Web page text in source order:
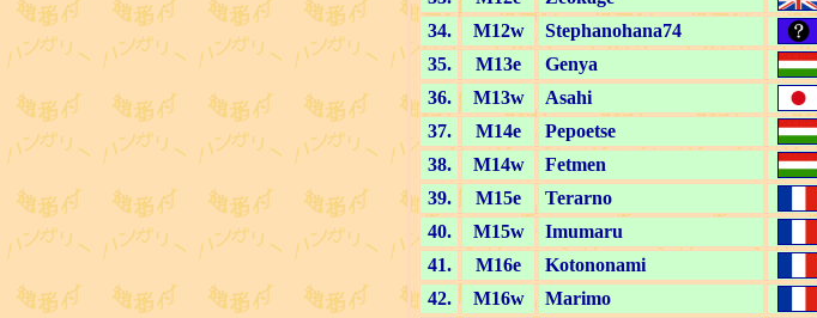
34.
M12w Stephanohana74
35.
M13e Genya
36.
M13w Asahi
37.
M14e Pepoetse
38.
M14w Fetmen
39.
M15e Terarno
40.
M15w Imumaru
41.
M16e Kotononami
42.
M16w Marimo